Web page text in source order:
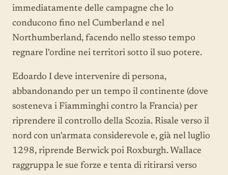
immediatamente delle campagne che lo
conducono fino nel Cumberland e nel
Northumberland, facendo nello stesso tempo
regnare l'ordine nei territori sotto il suo potere.
Edoardo I deve intervenire di persona,
abbandonando per un tempo il continente (dove
sosteneva i Fiamminghi contro la Francia) per
riprendere il controllo della Scozia. Risale verso il
nord con un'armata considerevole e, già nel luglio
1298, riprende Berwick poi Roxburgh. Wallace
raggruppa le sue forze e tenta di ritirarsi verso